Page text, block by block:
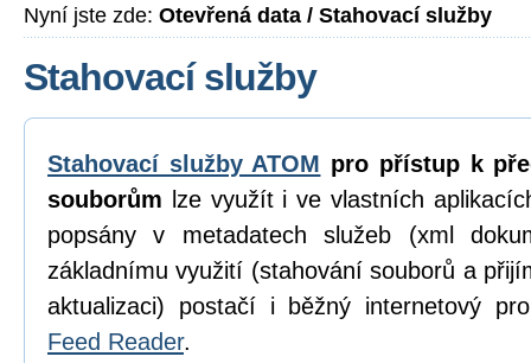
Nyní jste zde: Otevřená data / Stahovací služby
Stahovací služby
Stahovací služby ATOM pro přístup k
souborům lze využít i ve vlastních
popsány v metadatech služeb (xml
základnímu využití (stahování souborů a
aktualizaci) postačí i běžný internetový
Feed Reader.